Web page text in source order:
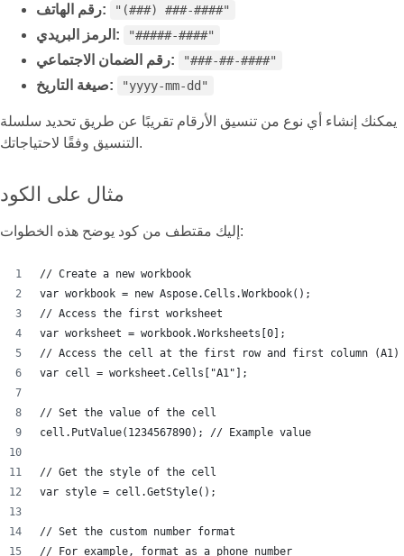
رقم الهاتف: "(###) ###-####"
الرمز البريدي: "#####-####"
رقم الضمان الاجتماعي: "###-##-####"
صيغة التاريخ: "yyyy-mm-dd"
يمكنك إنشاء أي نوع من تنسيق الأرقام تقريبًا عن طريق تحديد سلسلة
التنسيق وفقًا لاحتياجاتك.
مثال على الكود
إليك مقتطف من كود يوضح هذه الخطوات:
// Create a new workbook
var workbook = new Aspose.Cells.Workbook();
// Access the first worksheet
var worksheet = workbook.Worksheets[0];
// Access the cell at the first row and first column (A1)
var cell = worksheet.Cells["A1"];
// Set the value of the cell
cell.PutValue(1234567890); // Example value
// Get the style of the cell
var style = cell.GetStyle();
// Set the custom number format
// For example, format as a phone number